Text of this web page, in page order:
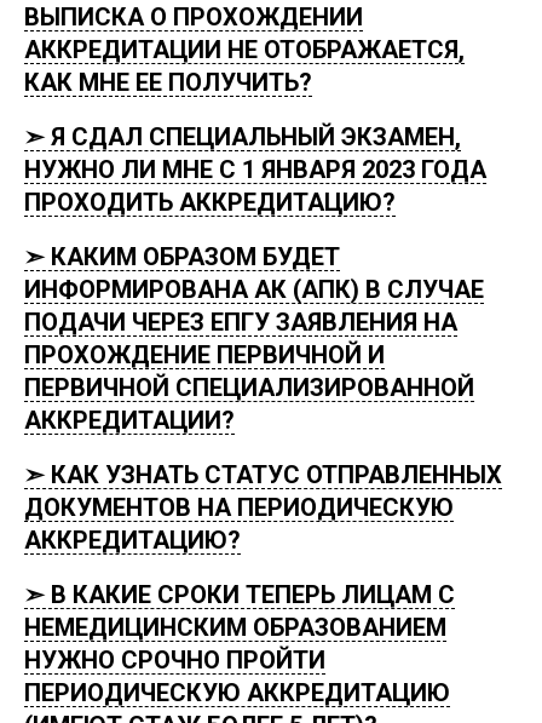
ВЫПИСКА О ПРОХОЖДЕНИИ
АККРЕДИТАЦИИ НЕ ОТОБРАЖАЕТСЯ,
КАК МНЕ ЕЕ ПОЛУЧИТЬ?
➣ Я СДАЛ СПЕЦИАЛЬНЫЙ ЭКЗАМЕН,
НУЖНО ЛИ МНЕ С 1 ЯНВАРЯ 2023 ГОДА
ПРОХОДИТЬ АККРЕДИТАЦИЮ?
➣ КАКИМ ОБРАЗОМ БУДЕТ
ИНФОРМИРОВАНА АК (АПК) В СЛУЧАЕ
ПОДАЧИ ЧЕРЕЗ ЕПГУ ЗАЯВЛЕНИЯ НА
ПРОХОЖДЕНИЕ ПЕРВИЧНОЙ И
ПЕРВИЧНОЙ СПЕЦИАЛИЗИРОВАННОЙ
АККРЕДИТАЦИИ?
➣ КАК УЗНАТЬ СТАТУС ОТПРАВЛЕННЫХ
ДОКУМЕНТОВ НА ПЕРИОДИЧЕСКУЮ
АККРЕДИТАЦИЮ?
➣ В КАКИЕ СРОКИ ТЕПЕРЬ ЛИЦАМ С
НЕМЕДИЦИНСКИМ ОБРАЗОВАНИЕМ
НУЖНО СРОЧНО ПРОЙТИ
ПЕРИОДИЧЕСКУЮ АККРЕДИТАЦИЮ